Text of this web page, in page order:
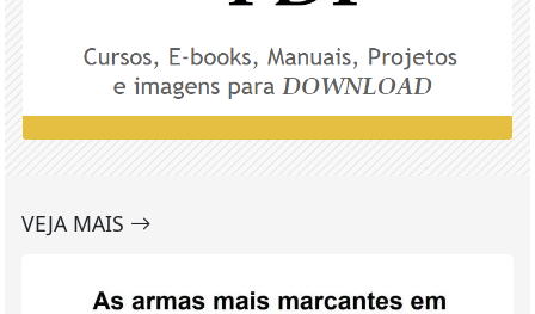
VEJA MAIS